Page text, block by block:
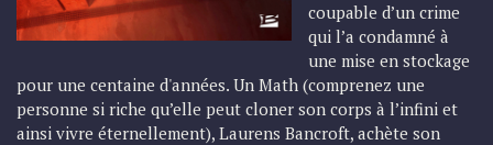
coupable d’un crime
qui l’a condamné à
une mise en stockage
pour une centaine d'années. Un Math (comprenez une
personne si riche qu’elle peut cloner son corps à l’infini et
ainsi vivre éternellement), Laurens Bancroft, achète son